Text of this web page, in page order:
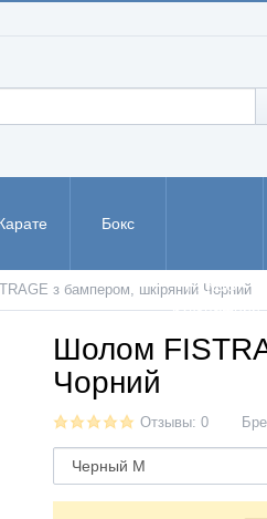
Бокс
РУКБО -
з бампером, шкіряний Чорний
Шолом
Чорний
Отзывы: 0